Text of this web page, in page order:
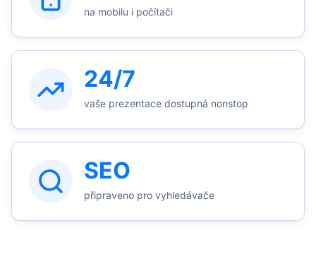
na mobilu i počítači
24/7
vaše prezentace dostupná nonstop
SEO
připraveno pro vyhledávače